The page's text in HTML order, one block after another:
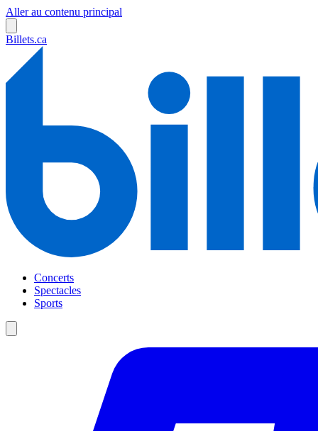
Aller au contenu principal
Billets.ca
Concerts
Spectacles
Sports